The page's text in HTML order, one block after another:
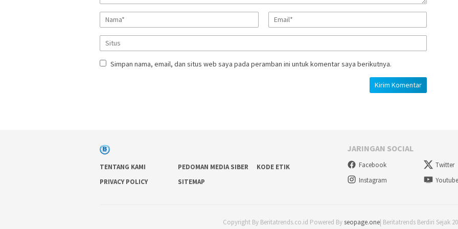
Simpan nama, email, dan situs web saya pada peramban ini untuk komentar saya berikutnya.
TENTANG KAMI PEDOMAN MEDIA SIBER
KODE ETIK
PRIVACY POLICY
SITEMAP
JARINGAN SOCIAL
Facebook Twitter
Instagram
Youtube
Copyright By Beritatrends.co.id Powered Byseopage.one| Beritatrends Berdiri Sejak